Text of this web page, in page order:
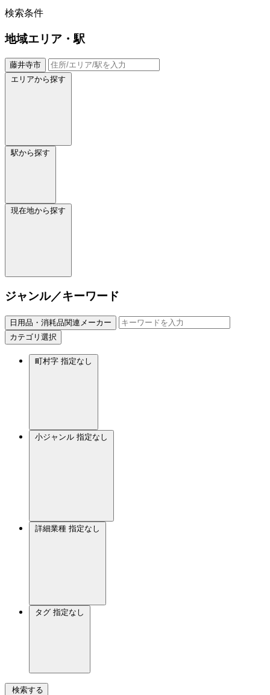
検索条件
地域エリア・駅
藤井寺市
エリアから探す
駅から探す
現在地から探す
ジャンル／キーワード
日用品・消耗品関連メーカー
カテゴリ選択
町村字 指定なし
小ジャンル 指定なし
詳細業種 指定なし
タグ 指定なし
検索する